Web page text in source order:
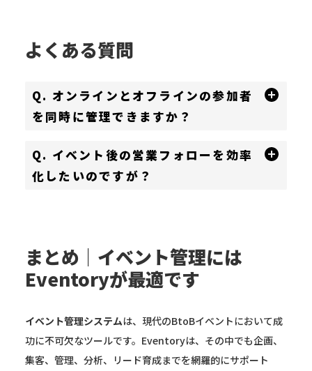
よくある質問
Q. オンラインとオフラインの参加者
を同時に管理できますか？
Q. イベント後の営業フォローを効率
化したいのですが？
まとめ｜イベント管理には
Eventoryが最適です
イベント管理システムは、現代のBtoBイベントにおいて成
功に不可欠なツールです。Eventoryは、その中でも企画、
集客、管理、分析、リード育成までを網羅的にサポート